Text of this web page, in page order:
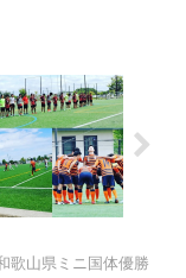
歌山県ミニ国体優勝